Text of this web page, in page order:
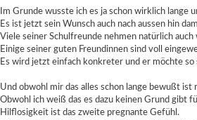
Im Grunde wusste ich es ja schon wirklich lange
Es ist jetzt sein Wunsch auch nach aussen hin
Viele seiner Schulfreunde nehmen natürlich
Einige seiner guten Freundinnen sind voll
Es wird jetzt einfach konkreter und er möchte
Und obwohl mir das alles schon lange bewußt
Obwohl ich weiß das es dazu keinen Grund gibt
Hilflosigkeit ist das zweite pregnante Gefühl.